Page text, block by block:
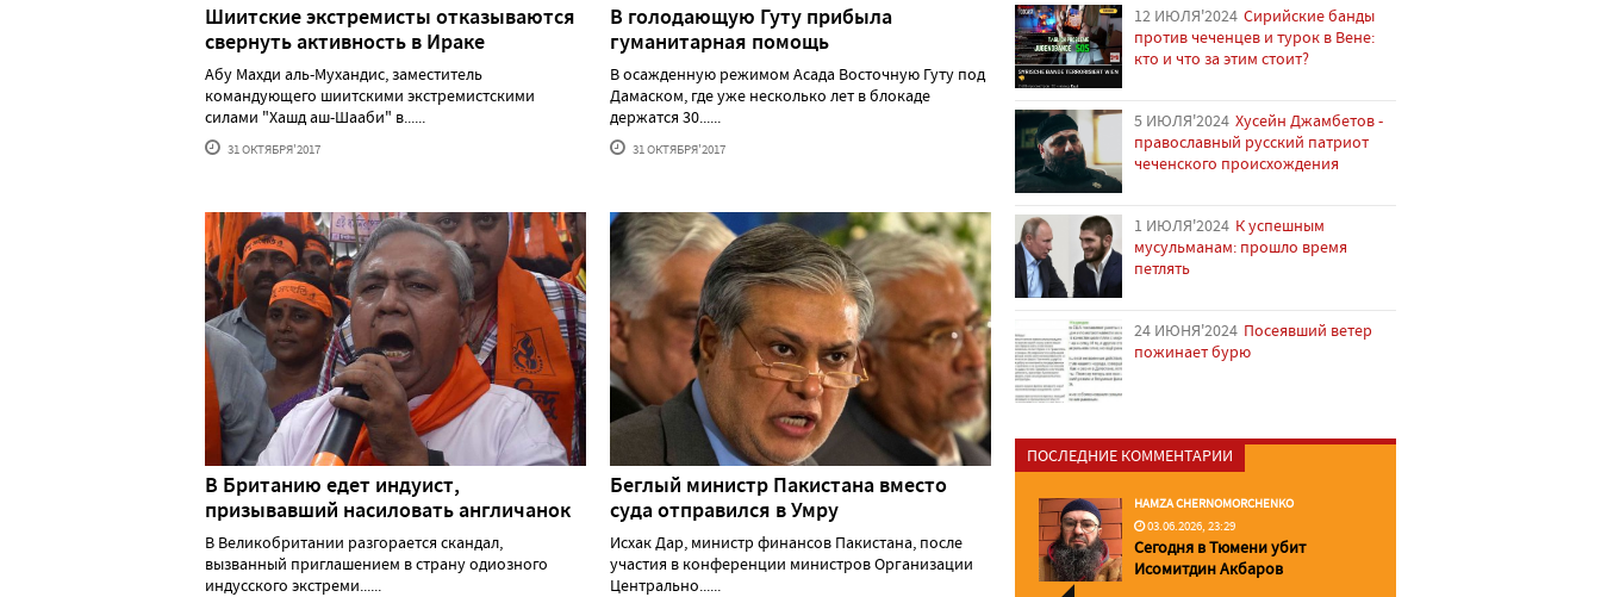
Шиитские экстремисты отказываются
свернуть активность в Ираке
Абу Махди аль-Мухандис, заместитель
командующего шиитскими экстремистскими
силами "Хашд аш-Шааби" в......
31 ОКТЯБРЯ'2017
В голодающую Гуту прибыла
гуманитарная помощь
В осажденную режимом Асада Восточную Гуту под
Дамаском, где уже несколько лет в блокаде
держатся 30......
31 ОКТЯБРЯ'2017
В Британию едет индуист,
призывавший насиловать англичанок
В Великобритании разгорается скандал,
вызванный приглашением в страну одиозного
индусского экстреми......
Беглый министр Пакистана вместо
суда отправился в Умру
Исхак Дар, министр финансов Пакистана, после
участия в конференции министров Организации
Центрально......
12 ИЮЛЯ'2024 Сирийские банды
против чеченцев и турок в Вене:
кто и что за этим стоит?
5 ИЮЛЯ'2024 Хусейн Джамбетов -
православный русский патриот
чеченского происхождения
1 ИЮЛЯ'2024 К успешным
мусульманам: прошло время
петлять
24 ИЮНЯ'2024 Посеявший ветер
пожинает бурю
ПОСЛЕДНИЕ КОММЕНТАРИИ
HAMZA CHERNOMORCHENKO
03.06.2026, 23:29
Сегодня в Тюмени убит
Исомитдин Акбаров